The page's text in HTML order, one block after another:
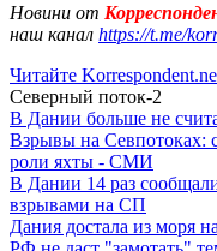
Новини от
наш канал https://t.me/
Читайте
Северный поток-2
В Дании больше не
Взрывы на Севпотоках:
роли яхты - СМИ
В Дании 14 раз
взрывами на СП
Дания достала из моря